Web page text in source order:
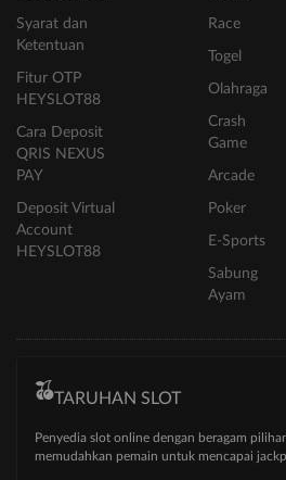
Syarat dan
Ketentuan
Fitur OTP
HEYSLOT88
Cara Deposit
QRIS NEXUS
PAY
Deposit Virtual
Account
HEYSLOT88
Race
Togel
Olahraga
Crash
Game
Arcade
Poker
E-Sports
Sabung
Ayam
TARUHAN SLOT
Penyedia slot online dengan beragam
memudahkan pemain untuk mencapai